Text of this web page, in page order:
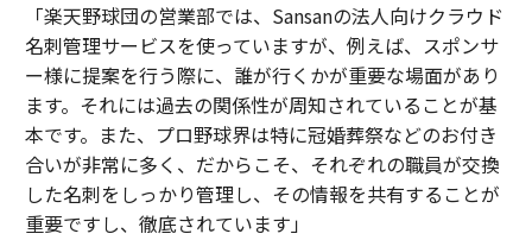
「楽天野球団の営業部では、Sansanの法人向けクラウド
名刺管理サービスを使っていますが、例えば、スポンサ
ー様に提案を行う際に、誰が行くかが重要な場面があり
ます。それには過去の関係性が周知されていることが基
本です。また、プロ野球界は特に冠婚葬祭などのお付き
合いが非常に多く、だからこそ、それぞれの職員が交換
した名刺をしっかり管理し、その情報を共有することが
重要ですし、徹底されています」